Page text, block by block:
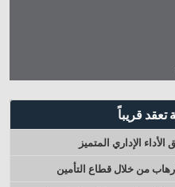
تعقد قريباً
الإداري المتميز
من خلال قطاع التأمين